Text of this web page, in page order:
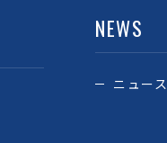
NEWS
ニュース